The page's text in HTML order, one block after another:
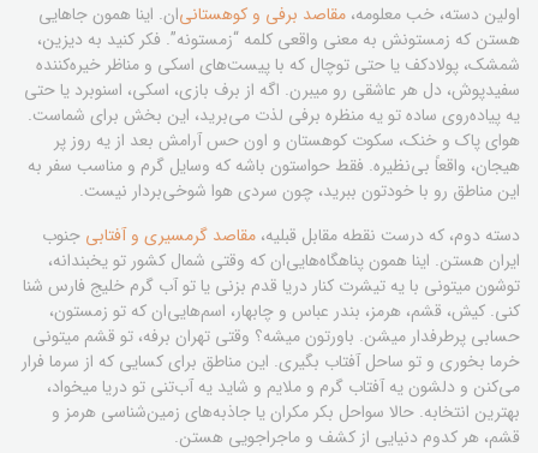
اولین دسته، خب معلومه، مقاصد برفی و کوهستانی‌ان. اینا همون جاهایی
هستن که زمستونش به معنی واقعی کلمه “زمستونه”. فکر کنید به دیزین،
شمشک، پولادکف یا حتی توچال که با پیست‌های اسکی و مناظر خیره‌کننده
سفیدپوش، دل هر عاشقی رو میبرن. اگه از برف بازی، اسکی، اسنوبرد یا حتی
یه پیاده‌روی ساده تو یه منظره برفی لذت می‌برید، این بخش برای شماست.
هوای پاک و خنک، سکوت کوهستان و اون حس آرامش بعد از یه روز پر
هیجان، واقعاً بی‌نظیره. فقط حواستون باشه که وسایل گرم و مناسب سفر به
این مناطق رو با خودتون ببرید، چون سردی هوا شوخی‌بردار نیست.
دسته دوم، که درست نقطه مقابل قبلیه، مقاصد گرمسیری و آفتابی جنوب
ایران هستن. اینا همون پناهگاه‌هایی‌ان که وقتی شمال کشور تو یخبندانه،
توشون میتونی با یه تیشرت کنار دریا قدم بزنی یا تو آب گرم خلیج فارس شنا
کنی. کیش، قشم، هرمز، بندر عباس و چابهار، اسم‌هایی‌ان که تو زمستون،
حسابی پرطرفدار میشن. باورتون میشه؟ وقتی تهران برفه، تو قشم میتونی
خرما بخوری و تو ساحل آفتاب بگیری. این مناطق برای کسایی که از سرما فرار
می‌کنن و دلشون یه آفتاب گرم و ملایم و شاید یه آب‌تنی تو دریا میخواد،
بهترین انتخابه. حالا سواحل بکر مکران یا جاذبه‌های زمین‌شناسی هرمز و
قشم، هر کدوم دنیایی از کشف و ماجراجویی هستن.